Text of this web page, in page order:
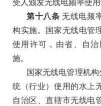
受人颁发无线电频率使用
第十八条无线电频
构实施。国家无线电管
使用许可，由省、自
施。
国家无线电管理机
统（行业）使用的水上
自治区、直辖市无线电